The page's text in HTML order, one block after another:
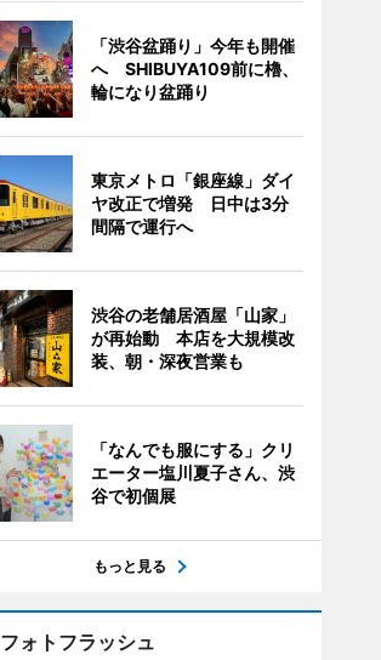
「渋谷盆踊り」今年も開催
へ SHIBUYA109前に櫓、
輪になり盆踊り
東京メトロ「銀座線」ダイ
ヤ改正で増発 日中は3分
間隔で運行へ
渋谷の老舗居酒屋「山家」
が再始動 本店を大規模改
装、朝・深夜営業も
「なんでも服にする」クリ
エーター塩川夏子さん、渋
谷で初個展
もっと見る
フォトフラッシュ